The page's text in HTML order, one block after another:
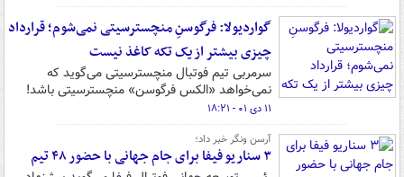
گواردیولا: فرگوسنِ منچسترسیتی نمی‌شوم؛ قرارداد
چیزی بیشتر از یک تکه کاغذ نیست
سرمربی تیم فوتبال منچسترسیتی می‌گوید که
نمی‌خواهد «الکس فرگوسن» منچسترسیتی باشد!
۱۱ دی ۰۱ - ۱۸:۲۱
آرسن ونگر خبر داد؛
۳ سناریو فیفا برای جام جهانی با حضور ۴۸ تیم